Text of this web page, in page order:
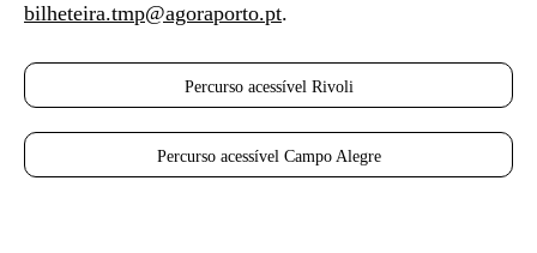
bilheteira.tmp@agoraporto.pt.
Percurso acessível Rivoli
Percurso acessível Campo Alegre